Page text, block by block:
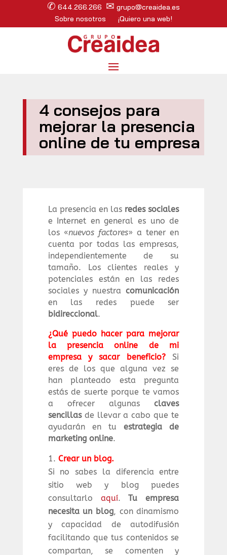
✆ 644.266.266 ✉ grupo@creaidea.es
Sobre nosotros
¡Quiero una web!
4 consejos para
mejorar la presencia
online de tu empresa
La presencia en las redes sociales
e Internet en general es uno de
los «nuevos factores» a tener en
cuenta por todas las empresas,
independientemente de su
tamaño. Los clientes reales y
potenciales están en las redes
sociales y nuestracomunicación
en las redes puede ser
bidireccional.
¿Qué puedo hacer para mejorar
la presencia online de mi
empresa y sacar beneficio?Si
eres de los que alguna vez se
han planteado esta pregunta
estás de suerte porque te vamos
a ofrecer algunasclaves
sencillasde llevar a cabo que te
ayudarán en tuestrategia de
marketing online.
Crear un blog.
Si no sabes la diferencia entre
sitio web y blog puedes
consultarlo aquí.Tu empresa
necesita un blog, con dinamismo
y capacidad de autodifusión
facilitando que tus contenidos se
compartan, se comenten y